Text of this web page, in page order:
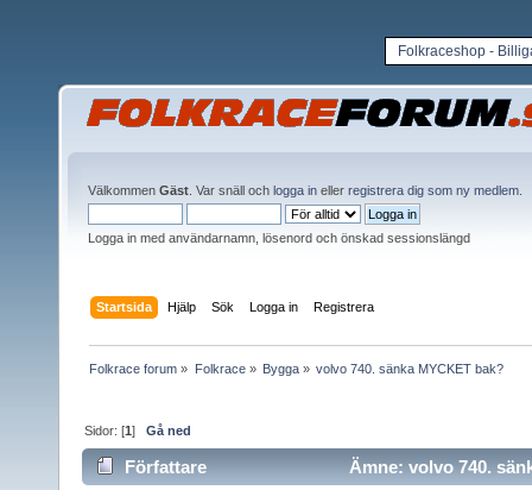
Folkraceshop -
Välkommen Gäst . Var snäll och logga in eller registrera dig som ny medlem
Logga in med användarnamn, lösenord och önskad sessionslängd
Startsida Hjälp Sök Logga in Registrera
Folkrace forum » Folkrace» Bygga» volvo 740. sänka MYCKET bak?
Sidor: [1]Gå ned
Författare Ämne: volvo 740.